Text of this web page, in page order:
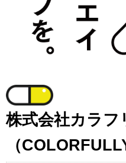
株式会社カラフ
（